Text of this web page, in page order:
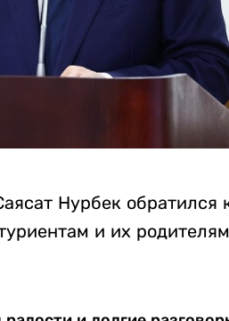
Нурбек обратился
и их